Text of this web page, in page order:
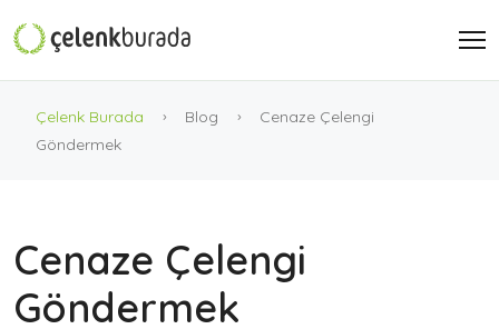
Çelenk Burada Blog
Cenaze Çelengi
Göndermek
Cenaze Çelengi
Göndermek